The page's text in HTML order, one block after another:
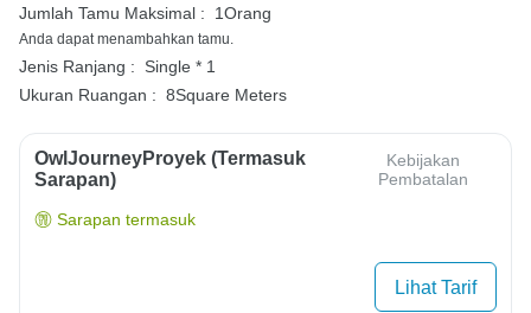
Jumlah Tamu Maksimal : 1Orang
Anda dapat menambahkan tamu.
Jenis Ranjang :
Single * 1
Ukuran Ruangan : 8Square Meters
OwlJourneyProyek (Termasuk
Sarapan)
Kebijakan
Pembatalan
Sarapan termasuk
Lihat Tarif